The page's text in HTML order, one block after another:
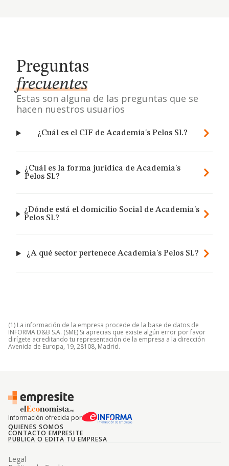
Preguntas
frecuentes
Estas son alguna de las preguntas que se
hacen nuestros usuarios
¿Cuál es el CIF de Academia's Pelos Sl.?
¿Cuál es la forma jurídica de Academia's
Pelos Sl.?
¿Dónde está el domicilio Social de Academia's
Pelos Sl.?
¿A qué sector pertenece Academia's Pelos Sl.?
(1) La información de la empresa procede de la base de datos de
INFORMA D&B S.A. (SME) Si aprecias que existe algún error por favor
dirígete acreditando tu representación de la empresa a la dirección
Avenida de Europa, 19, 28108, Madrid.
Información ofrecida por
QUIENES SOMOS
CONTACTO EMPRESITE
PUBLICA O EDITA TU EMPRESA
Legal